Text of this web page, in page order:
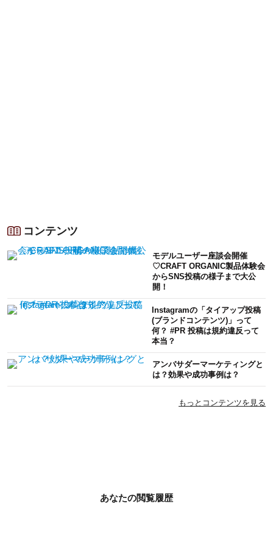
コンテンツ
モデルユーザー座談会開催
♡CRAFT ORGANIC製品体験会
からSNS投稿の様子まで大公
開！
Instagramの「タイアップ投稿
(ブランドコンテンツ)」って
何？ #PR 投稿は規約違反って
本当？
アンバサダーマーケティングと
は？効果や成功事例は？
もっとコンテンツを見る
あなたの閲覧履歴